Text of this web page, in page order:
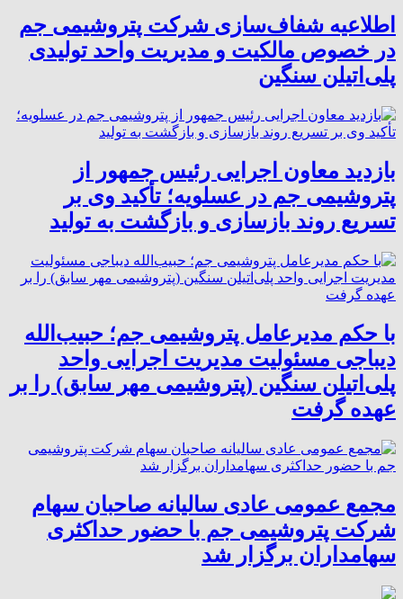
اطلاعیه شفاف‌سازی شرکت پتروشیمی جم
در خصوص مالکیت و مدیریت واحد تولیدی
پلی‌اتیلن سنگین
بازدید معاون اجرایی رئیس جمهور از
پتروشیمی جم در عسلویه؛ تأکید وی بر
تسریع روند بازسازی و بازگشت به تولید
با حکم مدیرعامل پتروشیمی جم؛ حبیب‌الله
دیباجی مسئولیت مدیریت اجرایی واحد
پلی‌اتیلن سنگین (پتروشیمی مهر سابق) را بر
عهده گرفت
مجمع عمومی عادی سالیانه صاحبان سهام
شرکت پتروشیمی جم با حضور حداکثری
سهامداران برگزار شد